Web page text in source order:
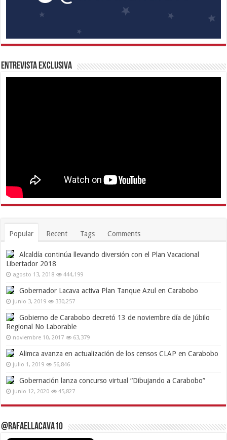
Entrevista Exclusiva
Popular Recent Tags Comments
Alcaldía continúa llevando diversión con el Plan Vacacional
Libertador 2018
agosto 13, 2018 444,199
Gobernador Lacava activa Plan Tanque Azul en Carabobo
junio 3, 2019 330,257
Gobierno de Carabobo decretó 13 de noviembre día de Júbilo
Regional No Laborable
noviembre 10, 2017 63,379
Alimca avanza en actualización de los censos CLAP en Carabobo
julio 1, 2019 56,846
Gobernación lanza concurso virtual “Dibujando a Carabobo”
junio 12, 2020 45,827
@RafaelLacava10